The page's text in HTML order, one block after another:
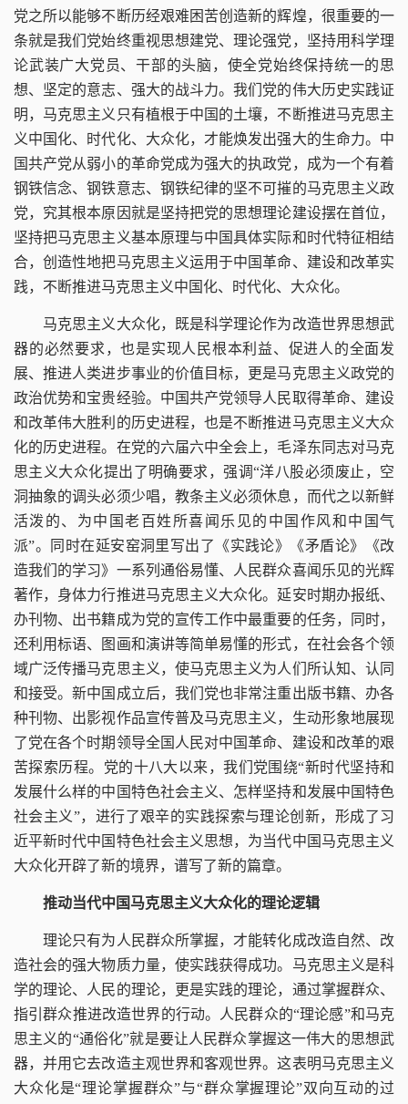
党之所以能够不断历经艰难困苦创造新的辉煌，很重要的一
条就是我们党始终重视思想建党、理论强党，坚持用科学理
论武装广大党员、干部的头脑，使全党始终保持统一的思
想、坚定的意志、强大的战斗力。我们党的伟大历史实践证
明，马克思主义只有植根于中国的土壤，不断推进马克思主
义中国化、时代化、大众化，才能焕发出强大的生命力。中
国共产党从弱小的革命党成为强大的执政党，成为一个有着
钢铁信念、钢铁意志、钢铁纪律的坚不可摧的马克思主义政
党，究其根本原因就是坚持把党的思想理论建设摆在首位，
坚持把马克思主义基本原理与中国具体实际和时代特征相结
合，创造性地把马克思主义运用于中国革命、建设和改革实
践，不断推进马克思主义中国化、时代化、大众化。
马克思主义大众化，既是科学理论作为改造世界思想武
器的必然要求，也是实现人民根本利益、促进人的全面发
展、推进人类进步事业的价值目标，更是马克思主义政党的
政治优势和宝贵经验。中国共产党领导人民取得革命、建设
和改革伟大胜利的历史进程，也是不断推进马克思主义大众
化的历史进程。在党的六届六中全会上，毛泽东同志对马克
思主义大众化提出了明确要求，强调“洋八股必须废止，空
洞抽象的调头必须少唱，教条主义必须休息，而代之以新鲜
活泼的、为中国老百姓所喜闻乐见的中国作风和中国气
派”。同时在延安窑洞里写出了《实践论》《矛盾论》《改
造我们的学习》一系列通俗易懂、人民群众喜闻乐见的光辉
著作，身体力行推进马克思主义大众化。延安时期办报纸、
办刊物、出书籍成为党的宣传工作中最重要的任务，同时，
还利用标语、图画和演讲等简单易懂的形式，在社会各个领
域广泛传播马克思主义，使马克思主义为人们所认知、认同
和接受。新中国成立后，我们党也非常注重出版书籍、办各
种刊物、出影视作品宣传普及马克思主义，生动形象地展现
了党在各个时期领导全国人民对中国革命、建设和改革的艰
苦探索历程。党的十八大以来，我们党围绕“新时代坚持和
发展什么样的中国特色社会主义、怎样坚持和发展中国特色
社会主义”，进行了艰辛的实践探索与理论创新，形成了习
近平新时代中国特色社会主义思想，为当代中国马克思主义
大众化开辟了新的境界，谱写了新的篇章。
推动当代中国马克思主义大众化的理论逻辑
理论只有为人民群众所掌握，才能转化成改造自然、改
造社会的强大物质力量，使实践获得成功。马克思主义是科
学的理论、人民的理论，更是实践的理论，通过掌握群众、
指引群众推进改造世界的行动。人民群众的“理论感”和马克
思主义的“通俗化”就是要让人民群众掌握这一伟大的思想武
器，并用它去改造主观世界和客观世界。这表明马克思主义
大众化是“理论掌握群众”与“群众掌握理论”双向互动的过